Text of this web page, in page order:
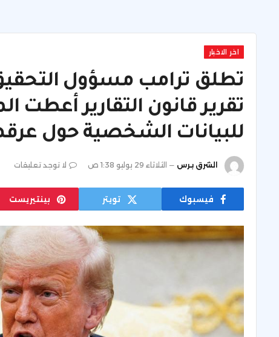
اخر الاخبار
تطلق ترامب مسؤول
تقرير قانون التقارير أعطت
للبيانات الشخصية حول
الشرق برس الثلاثاء 29 يوليو 1:38 ص لا توجد تعليقات
فيسبوك تويتر بينتيريست